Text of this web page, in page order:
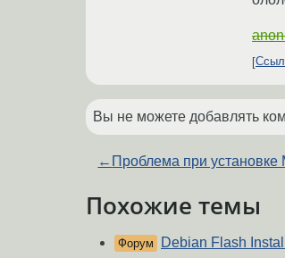
Вы не можете добавлять
← Проблема при установке
Похожие темы
Форум Debian Flash